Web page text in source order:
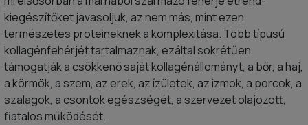
kiegészítőket javasoljuk, az nem más, mint ezen
természetes proteineknek a komplexitása. Több típusú
kollagénfehérjét tartalmaznak, ezáltal sokrétűen
támogatják a csökkenő saját kollagénállományt, a bőr, a haj,
a körmök, a szem, az erek, az ízületek, az izmok, a porcok, a
szalagok, a csontok egészségét, a szervezet olajozott,
fiatalos működését.